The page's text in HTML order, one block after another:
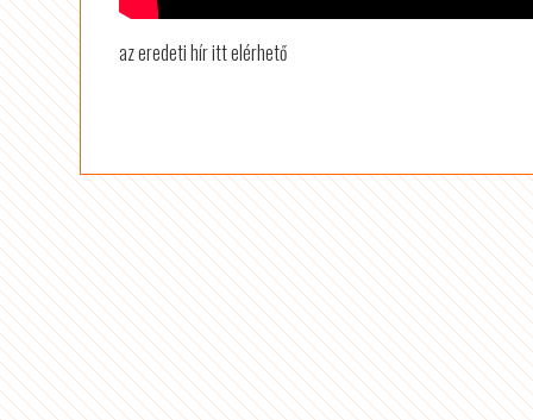
az eredeti hír itt elérhető